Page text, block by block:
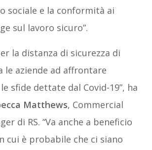
sociale e la conformità ai
sul lavoro sicuro”.
la distanza di sicurezza di
le aziende ad affrontare
sfide dettate dal Covid-19”, ha
Matthews, Commercial
di RS. “Va anche a beneficio
cui è probabile che ci siano